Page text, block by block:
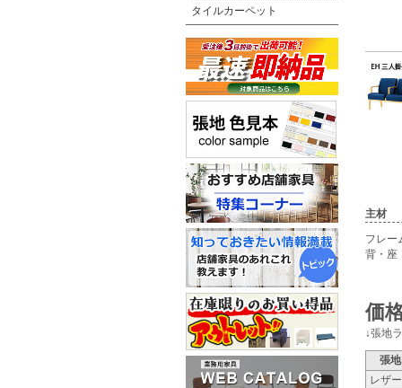
主材
フレー
背・座
価
↓張地
張
レザー
タイルカーペット